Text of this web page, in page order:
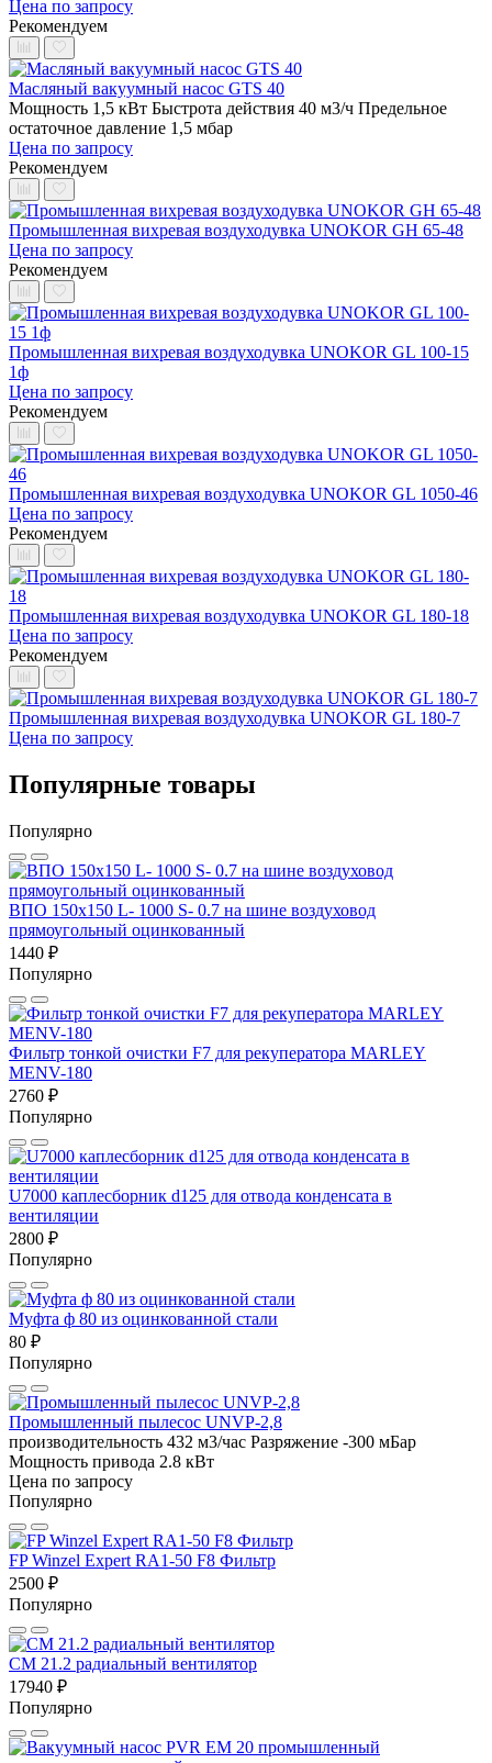
Цена по запросу
Рекомендуем
Масляный вакуумный насос GTS 40
Мощность 1,5 кВт Быстрота действия 40 м3/ч Предельное
остаточное давление 1,5 мбар
Цена по запросу
Рекомендуем
Промышленная вихревая воздуходувка UNOKOR GH 65-48
Цена по запросу
Рекомендуем
Промышленная вихревая воздуходувка UNOKOR GL 100-15
1ф
Цена по запросу
Рекомендуем
Промышленная вихревая воздуходувка UNOKOR GL 1050-46
Цена по запросу
Рекомендуем
Промышленная вихревая воздуходувка UNOKOR GL 180-18
Цена по запросу
Рекомендуем
Промышленная вихревая воздуходувка UNOKOR GL 180-7
Цена по запросу
Популярные товары
Популярно
ВПО 150x150 L- 1000 S- 0.7 на шине воздуховод
прямоугольный оцинкованный
1440 ₽
Популярно
Фильтр тонкой очистки F7 для рекуператора MARLEY
MENV-180
2760 ₽
Популярно
U7000 каплесборник d125 для отвода конденсата в
вентиляции
2800 ₽
Популярно
Муфта ф 80 из оцинкованной стали
80 ₽
Популярно
Промышленный пылесос UNVP-2,8
производительность 432 м3/час Разряжение -300 мБар
Мощность привода 2.8 кВт
Цена по запросу
Популярно
FP Winzel Expert RA1-50 F8 Фильтр
2500 ₽
Популярно
CM 21.2 радиальный вентилятор
17940 ₽
Популярно